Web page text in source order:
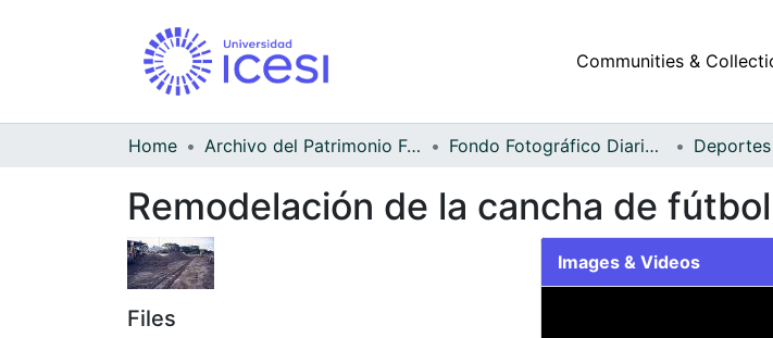
Communities &
Home Archivo del Patrimonio Fotográfico y Fílmico del Valle del Cauca Fondo Fotográfico Diario Occidente Deportes
Remodelación de la cancha de
Files
Images & Videos